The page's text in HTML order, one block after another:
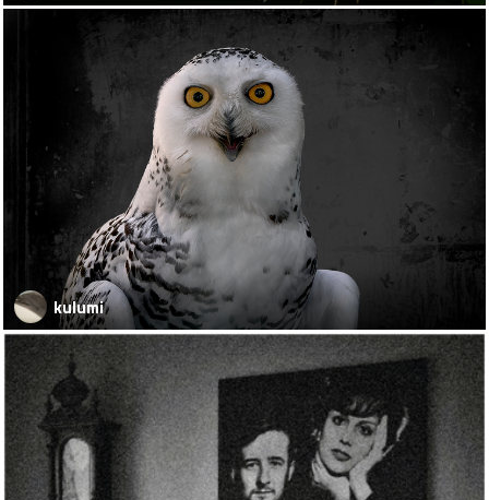
kulumi